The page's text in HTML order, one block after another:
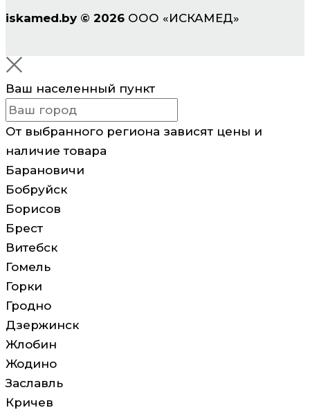
iskamed.by © 2026 ООО «ИСКАМЕД»
Ваш населенный пункт
От выбранного региона зависят цены и
наличие товара
Барановичи
Бобруйск
Борисов
Брест
Витебск
Гомель
Горки
Гродно
Дзержинск
Жлобин
Жодино
Заславль
Кричев